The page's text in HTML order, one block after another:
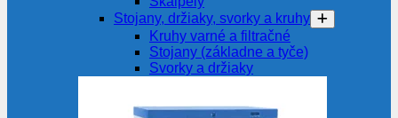
Stojany, držiaky, svorky a kruhy
Kruhy varné a filtračné
Stojany (základne a tyče)
Svorky a držiaky